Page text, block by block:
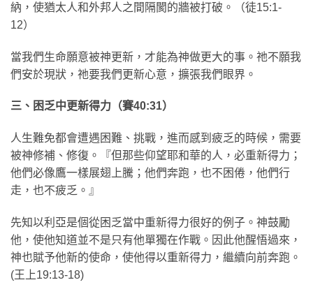
納，使猶太人和外邦人之間隔閡的牆被打破。（徒15:1-
12）
當我們生命願意被神更新，才能為神做更大的事。祂不願我
們安於現狀，祂要我們更新心意，擴張我們眼界。
三、困乏中更新得力（賽40:31）
人生難免都會遭遇困難、挑戰，進而感到疲乏的時候，需要
被神修補、修復。『但那些仰望耶和華的人，必重新得力；
他們必像鷹一樣展翅上騰；他們奔跑，也不困倦，他們行
走，也不疲乏。』
先知以利亞是個從困乏當中重新得力很好的例子。神鼓勵
他，使他知道並不是只有他單獨在作戰。因此他醒悟過來，
神也賦予他新的使命，使他得以重新得力，繼續向前奔跑。
(王上19:13-18)